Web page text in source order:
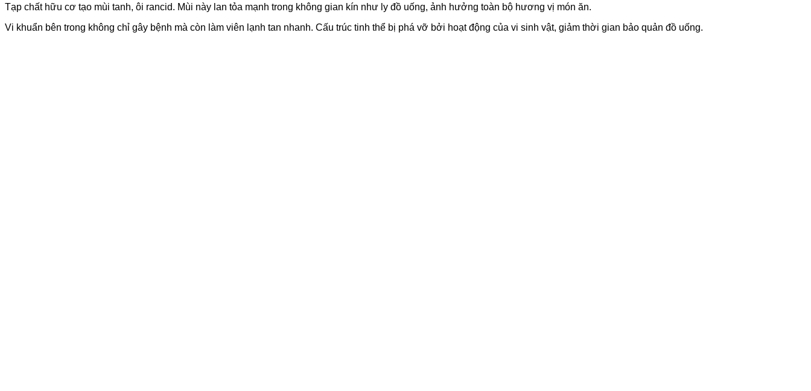
Tạp chất hữu cơ tạo mùi tanh, ôi rancid. Mùi này lan tỏa mạnh trong không gian kín như ly đồ uống, ảnh hưởng toàn bộ hương vị món ăn.
Vi khuẩn bên trong không chỉ gây bệnh mà còn làm viên lạnh tan nhanh. Cấu trúc tinh thể bị phá vỡ bởi hoạt động của vi sinh vật, giảm thời gian bảo quản đồ uống.